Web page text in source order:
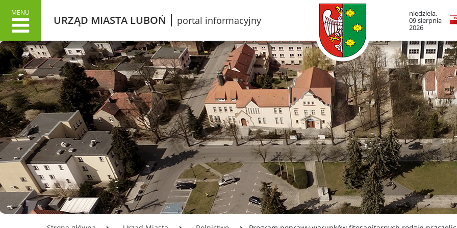
MENU
URZĄD MIASTA
Dane adresowe
Załatwianie spraw w Urzędzie
Informacje o Urzędzie Miasta
w języku łatwym do czytania
ETR
Dokumenty stategiczne
Inwestycje
Oświata
Odpady
Podatki
MIASTO LUBOŃ
Władze Miasta
O mieście
Luboński Szlak Architektury
Przemysłowej
Śladami historii Lubonia
Gry miejskie
Kultura
Komenda Straży Miejskiej
Miasta Luboń
Komisariat Policji w Luboniu
RADA MIASTA
Portal Mieszkańca.
informacje
Radni Rady Miasta
Sesja Rady Miasta
Harmonogram
radnych
Komisje Rady Miasta
Terminarz spotkań
Uchwały Rady
Młodzieżowa Rada
URZĄD MIASTA LUBOŃ portal informacyjny
niedziela,
09 sierpnia
2026